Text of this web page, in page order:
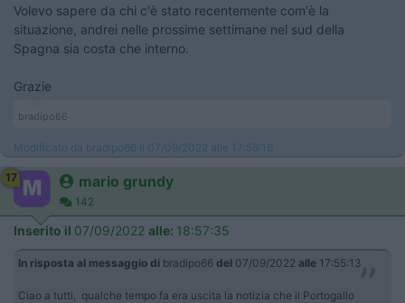
Volevo sapere da chi c'è stato recentemente com'è la
situazione, andrei nelle prossime settimane nel sud della
Spagna sia costa che interno.
Grazie
bradipo66
Modificato da bradipo66 il 07/09/2022 alle 17:56:16
17 mario grundy
142
Inserito il 07/09/2022 alle: 18:57:35
In risposta al messaggio di bradipo66 del 07/09/2022 alle 17:55:13
Ciao a tutti, qualche tempo fa era uscita la notizia che il Portogallo